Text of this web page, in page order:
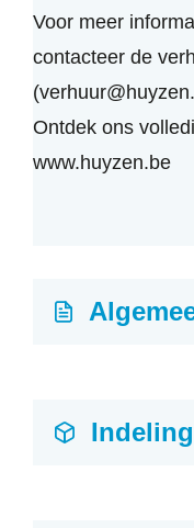
Voor meer
contacteer de
Ontdek ons
www.huyzen.be
Indeling